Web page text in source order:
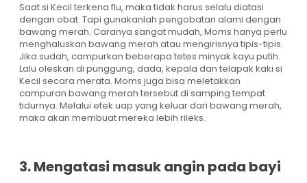
Saat si Kecil terkena flu, maka tidak harus selalu diatasi
dengan obat. Tapi gunakanlah pengobatan alami dengan
bawang merah. Caranya sangat mudah, Moms hanya perlu
menghaluskan bawang merah atau mengirisnya tipis-tipis.
Jika sudah, campurkan beberapa tetes minyak kayu putih.
Lalu oleskan di punggung, dada, kepala dan telapak kaki si
Kecil secara merata. Moms juga bisa meletakkan
campuran bawang merah tersebut di samping tempat
tidurnya. Melalui efek uap yang keluar dari bawang merah,
maka akan membuat mereka lebih rileks.
3. Mengatasi masuk angin pada bayi